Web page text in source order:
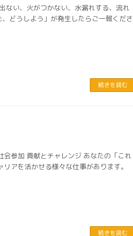
ない、火がつかない、水漏れする、流れ
どうしよう」が発生したらご一報くださ
続きを読む
参加 貢献とチャレンジ あなたの「これ
アを活かせる様々な仕事があります。
続きを読む